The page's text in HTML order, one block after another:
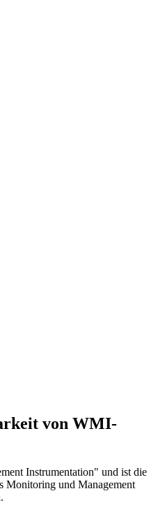
von WMI-
Instrumentation" und ist die
Monitoring und Management